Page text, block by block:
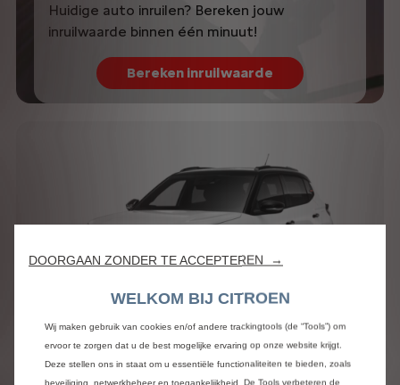
Huidige auto inruilen? Bereken jouw
inruilwaarde binnen één minuut!
Bereken inruilwaarde
C3 Hybrid
DOORGAAN ZONDER TE ACCEPTEREN →
WELKOM BIJ CITROEN
Wij maken gebruik van cookies en/of andere trackingtools (de “Tools”) om
ervoor te zorgen dat u de best mogelijke ervaring op onze website krijgt.
Deze stellen ons in staat om u essentiële functionaliteiten te bieden, zoals
beveiliging, netwerkbeheer en toegankelijkheid. De Tools verbeteren de